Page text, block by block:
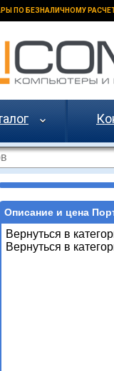
ПО БЕЗНАЛИЧНОМУ
Описание и цена
Вернуться в
Вернуться в